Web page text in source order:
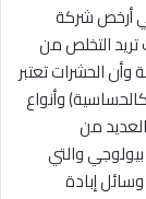
أرخص شركة
التخلص من
وأن الحشرات تعتبر
وأنواع
من
والتي
إبادة